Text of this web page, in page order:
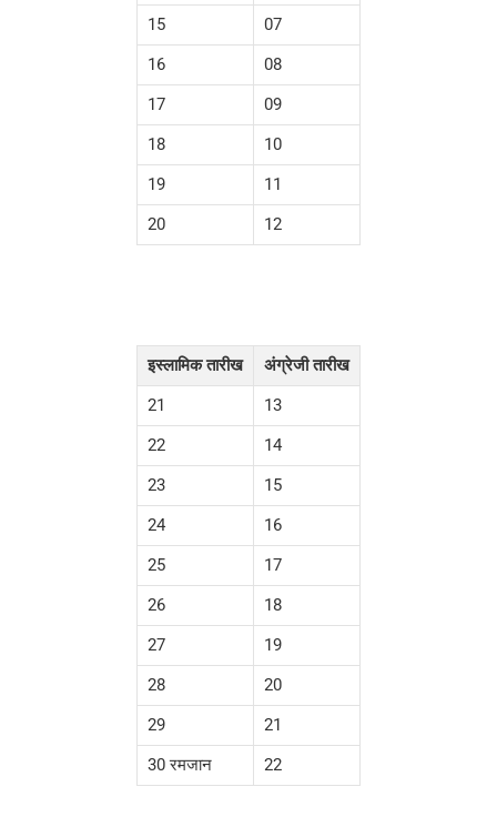
15
07
16
08
17
09
18
10
19
11
20
12
इस्लामिक तारीख
अंग्रेजी तारीख
21
13
22
14
23
15
24
16
25
17
26
18
27
19
28
20
29
21
30 रमजान
22